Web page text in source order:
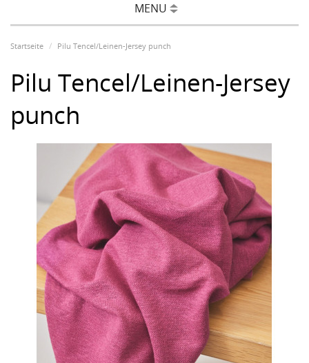
MENU
Startseite Pilu Tencel/Leinen-Jersey punch
Pilu Tencel/Leinen-Jersey
punch